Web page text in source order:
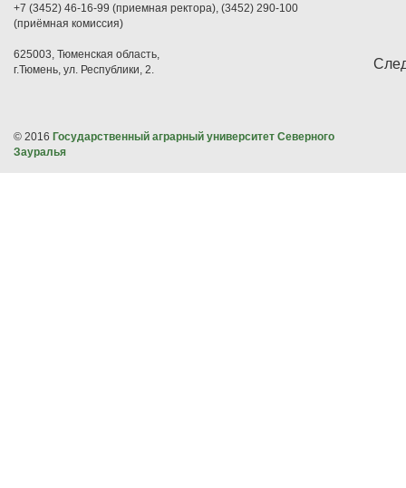
+7 (3452) 46-16-99 (приемная ректора), (3452) 290-100
(приёмная комиссия)
625003, Тюменская область,
г.Тюмень, ул. Республики, 2.
© 2016 Государственный аграрный университет Северного
Зауралья